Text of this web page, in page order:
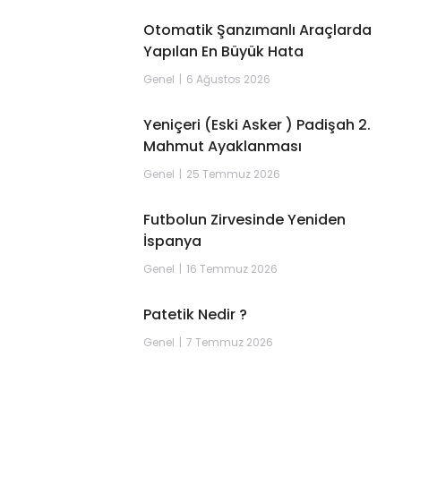
Otomatik Şanzımanlı Araçlarda
Yapılan En Büyük Hata
Genel 6 Ağustos 2026
Yeniçeri (Eski Asker ) Padişah 2.
Mahmut Ayaklanması
Genel 25 Temmuz 2026
Futbolun Zirvesinde Yeniden
İspanya
Genel 16 Temmuz 2026
Patetik Nedir ?
Genel 7 Temmuz 2026